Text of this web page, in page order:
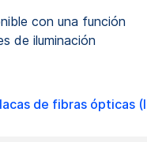
con una función
de iluminación
de fibras ópticas